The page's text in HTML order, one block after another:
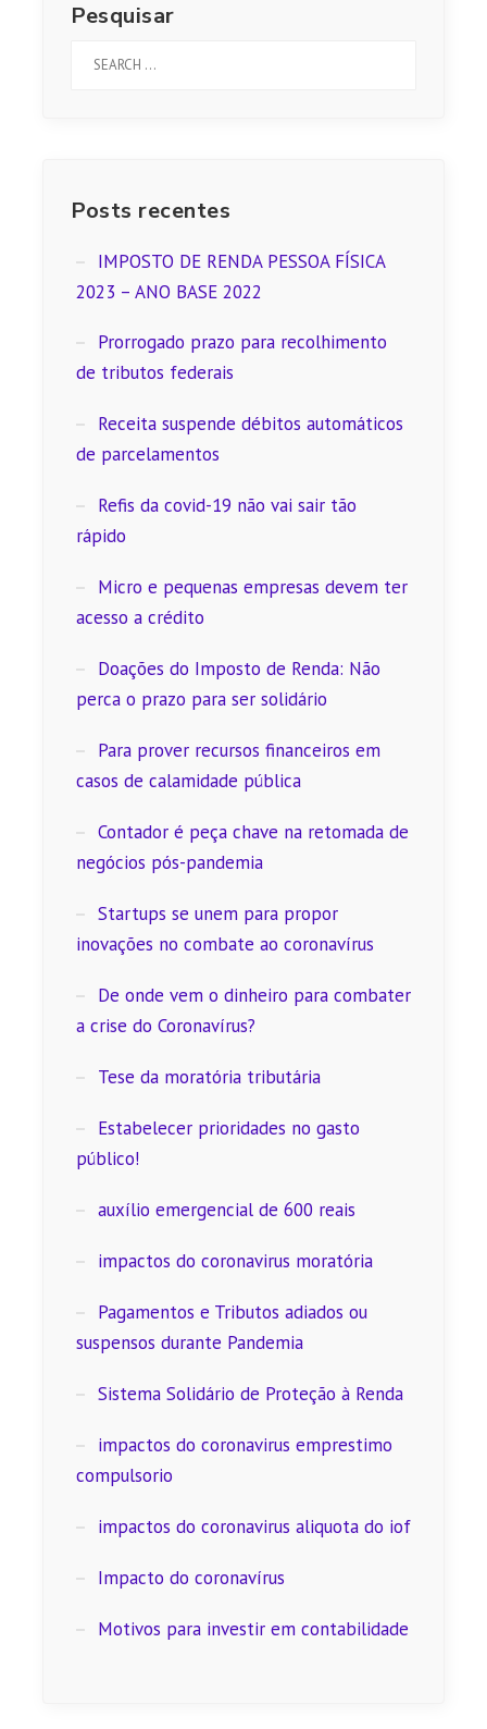
Pesquisar
Posts recentes
IMPOSTO DE RENDA PESSOA FÍSICA
2023 – ANO BASE 2022
Prorrogado prazo para recolhimento
de tributos federais
Receita suspende débitos automáticos
de parcelamentos
Refis da covid-19 não vai sair tão
rápido
Micro e pequenas empresas devem ter
acesso a crédito
Doações do Imposto de Renda: Não
perca o prazo para ser solidário
Para prover recursos financeiros em
casos de calamidade pública
Contador é peça chave na retomada de
negócios pós-pandemia
Startups se unem para propor
inovações no combate ao coronavírus
De onde vem o dinheiro para combater
a crise do Coronavírus?
Tese da moratória tributária
Estabelecer prioridades no gasto
público!
auxílio emergencial de 600 reais
impactos do coronavirus moratória
Pagamentos e Tributos adiados ou
suspensos durante Pandemia
Sistema Solidário de Proteção à Renda
impactos do coronavirus emprestimo
compulsorio
impactos do coronavirus aliquota do iof
Impacto do coronavírus
Motivos para investir em contabilidade